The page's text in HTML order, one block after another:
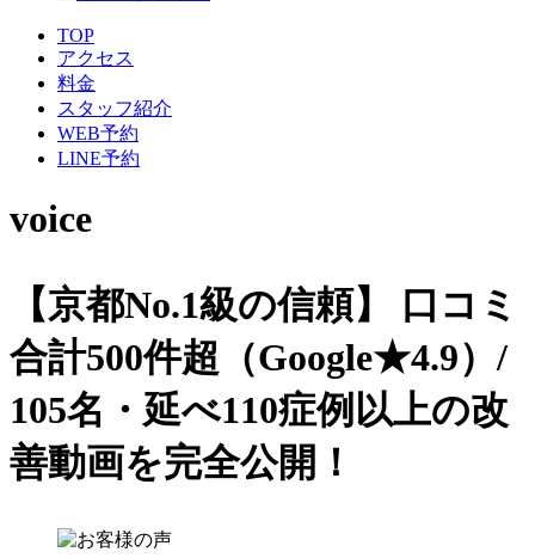
TOP
アクセス
料金
スタッフ紹介
WEB予約
LINE予約
voice
【京都No.1級の信頼】
口コミ
合計500件超（Google★4.9）/
105名・延べ110症例以上の改
善動画を完全公開！